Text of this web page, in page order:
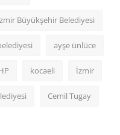
Büyükşehir Belediyesi
ayşe ünlüce
kocaeli İzmir
Cemil Tugay